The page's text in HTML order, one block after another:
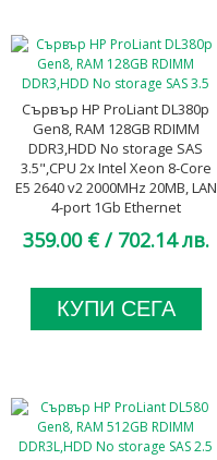
Сървър HP ProLiant DL380p
Gen8, RAM 128GB RDIMM
DDR3,HDD No storage SAS
3.5",CPU 2x Intel Xeon 8-Core
E5 2640 v2 2000MHz 20MB, LAN
4-port 1Gb Ethernet
A клас
359.00 € / 702.14 лв.
КУПИ СЕГА